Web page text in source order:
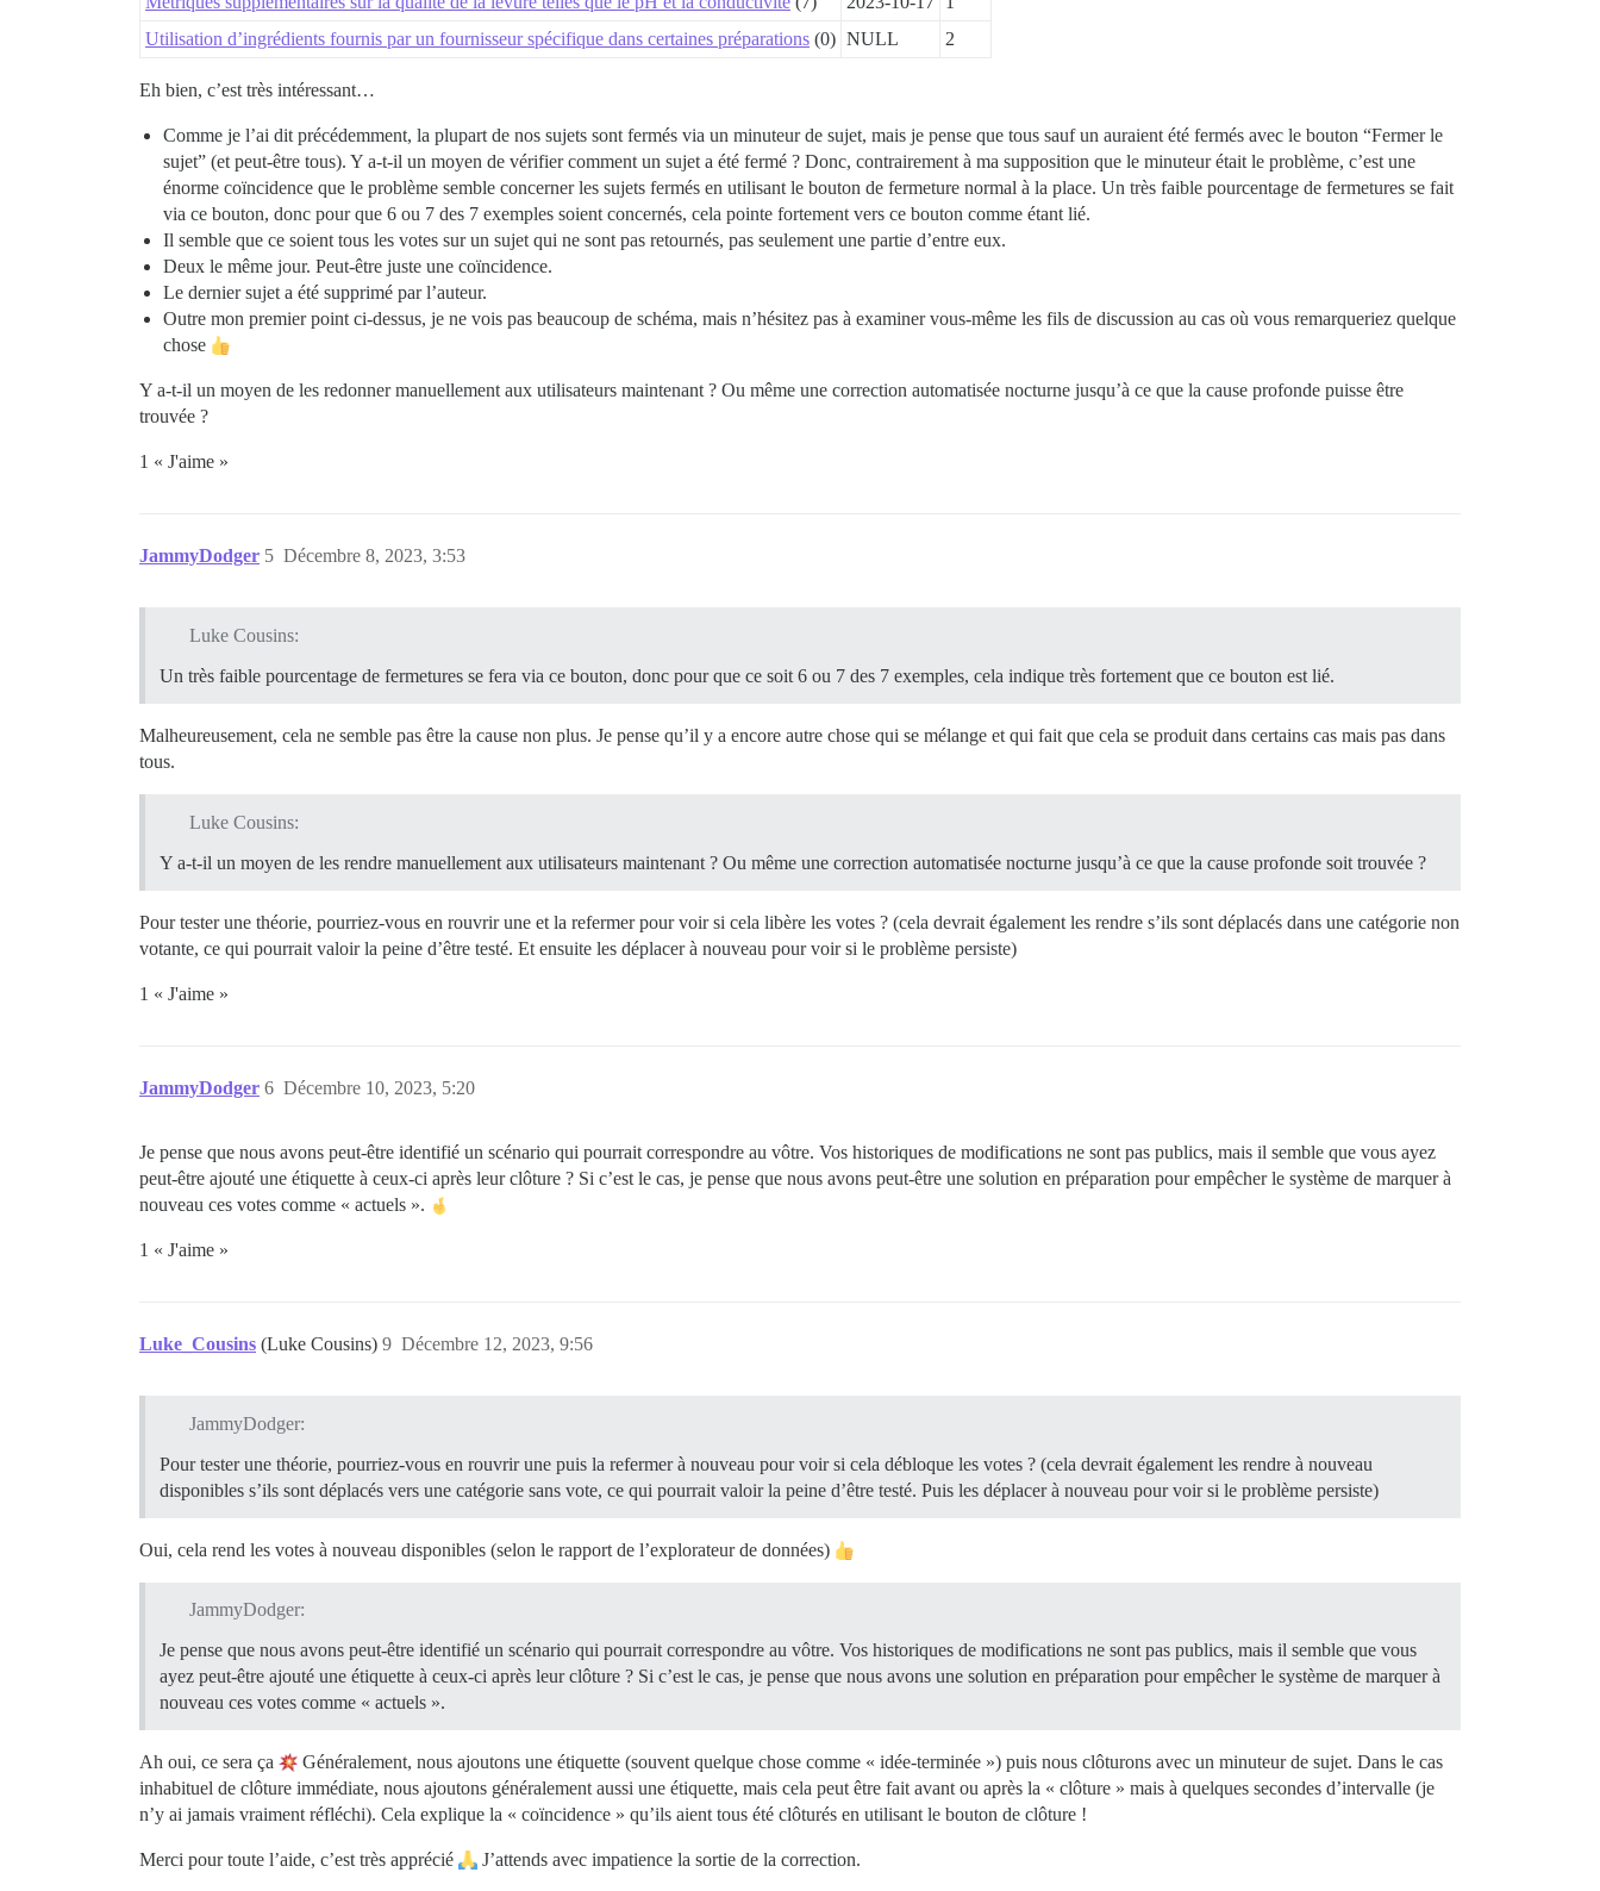
Utilisation d’ingrédients fournis par un fournisseur spécifique dans certaines préparations (0) NULL 2
Eh bien, c’est très intéressant…
Comme je l’ai dit précédemment, la plupart de nos sujets sont fermés via un minuteur de sujet, mais je pense que tous sauf un auraient été fermés avec le bouton “Fermer le
sujet” (et peut-être tous). Y a-t-il un moyen de vérifier comment un sujet a été fermé ? Donc, contrairement à ma supposition que le minuteur était le problème, c’est une
énorme coïncidence que le problème semble concerner les sujets fermés en utilisant le bouton de fermeture normal à la place. Un très faible pourcentage de fermetures se fait
via ce bouton, donc pour que 6 ou 7 des 7 exemples soient concernés, cela pointe fortement vers ce bouton comme étant lié.
Il semble que ce soient tous les votes sur un sujet qui ne sont pas retournés, pas seulement une partie d’entre eux.
Deux le même jour. Peut-être juste une coïncidence.
Le dernier sujet a été supprimé par l’auteur.
Outre mon premier point ci-dessus, je ne vois pas beaucoup de schéma, mais n’hésitez pas à examiner vous-même les fils de discussion au cas où vous remarqueriez quelque
chose
Y a-t-il un moyen de les redonner manuellement aux utilisateurs maintenant ? Ou même une correction automatisée nocturne jusqu’à ce que la cause profonde puisse être
trouvée ?
1 « J'aime »
JammyDodger Décembre 8, 2023, 3:53
5
Luke Cousins:
Un très faible pourcentage de fermetures se fera via ce bouton, donc pour que ce soit 6 ou 7 des 7 exemples, cela indique très fortement que ce bouton est lié.
Malheureusement, cela ne semble pas être la cause non plus. Je pense qu’il y a encore autre chose qui se mélange et qui fait que cela se produit dans certains cas mais pas dans
tous.
Luke Cousins:
Y a-t-il un moyen de les rendre manuellement aux utilisateurs maintenant ? Ou même une correction automatisée nocturne jusqu’à ce que la cause profonde soit trouvée ?
Pour tester une théorie, pourriez-vous en rouvrir une et la refermer pour voir si cela libère les votes ? (cela devrait également les rendre s’ils sont déplacés dans une catégorie non
votante, ce qui pourrait valoir la peine d’être testé. Et ensuite les déplacer à nouveau pour voir si le problème persiste)
1 « J'aime »
JammyDodger Décembre 10, 2023, 5:20
6
Je pense que nous avons peut-être identifié un scénario qui pourrait correspondre au vôtre. Vos historiques de modifications ne sont pas publics, mais il semble que vous ayez
peut-être ajouté une étiquette à ceux-ci après leur clôture ? Si c’est le cas, je pense que nous avons peut-être une solution en préparation pour empêcher le système de marquer à
nouveau ces votes comme « actuels ».
1 « J'aime »
Luke_Cousins (Luke Cousins) Décembre 12, 2023, 9:56
9
JammyDodger:
Pour tester une théorie, pourriez-vous en rouvrir une puis la refermer à nouveau pour voir si cela débloque les votes ? (cela devrait également les rendre à nouveau
disponibles s’ils sont déplacés vers une catégorie sans vote, ce qui pourrait valoir la peine d’être testé. Puis les déplacer à nouveau pour voir si le problème persiste)
Oui, cela rend les votes à nouveau disponibles (selon le rapport de l’explorateur de données)
JammyDodger:
Je pense que nous avons peut-être identifié un scénario qui pourrait correspondre au vôtre. Vos historiques de modifications ne sont pas publics, mais il semble que vous
ayez peut-être ajouté une étiquette à ceux-ci après leur clôture ? Si c’est le cas, je pense que nous avons une solution en préparation pour empêcher le système de marquer à
nouveau ces votes comme « actuels ».
Ah oui, ce sera ça
Généralement, nous ajoutons une étiquette (souvent quelque chose comme « idée-terminée ») puis nous clôturons avec un minuteur de sujet. Dans le cas
inhabituel de clôture immédiate, nous ajoutons généralement aussi une étiquette, mais cela peut être fait avant ou après la « clôture » mais à quelques secondes d’intervalle (je
n’y ai jamais vraiment réfléchi). Cela explique la « coïncidence » qu’ils aient tous été clôturés en utilisant le bouton de clôture !
Merci pour toute l’aide, c’est très apprécié J’attends avec impatience la sortie de la correction.